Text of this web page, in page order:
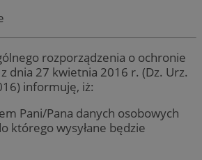
rozporządzenia o ochronie
dnia 27 kwietnia 2016 r. (Dz. Urz.
informuję, iż:
Pani/Pana danych osobowych
którego wysyłane będzie